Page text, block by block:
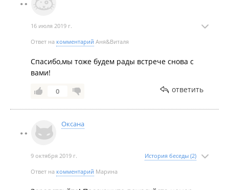
песочек .Побывав у вас остались довольны!!!Андрей
16 июля 2019 г.
Ответ на комментарий Аня&Виталя
Спасибо,мы тоже будем рады встрече снова с
вами!
0 ответить
Оксана
9 октября 2019 г. История беседы (2)
Ответ на комментарий Марина